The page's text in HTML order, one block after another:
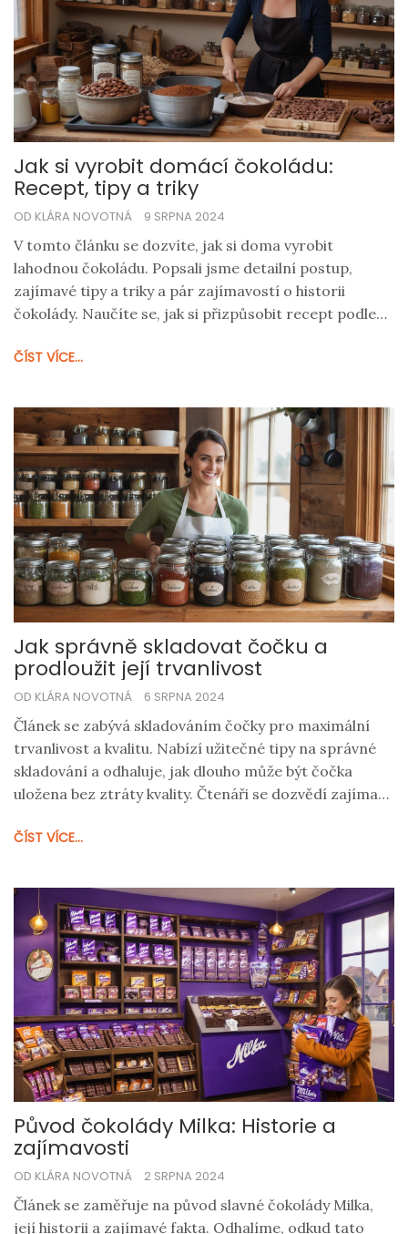
Jak si vyrobit domácí čokoládu:
Recept, tipy a triky
OD KLÁRA NOVOTNÁ 9 SRPNA 2024
V tomto článku se dozvíte, jak si doma vyrobit
lahodnou čokoládu. Popsali jsme detailní postup,
zajímavé tipy a triky a pár zajímavostí o historii
čokolády. Naučíte se, jak si přizpůsobit recept podle
ČÍST VÍCE...
Jak správně skladovat čočku a
prodloužit její trvanlivost
OD KLÁRA NOVOTNÁ 6 SRPNA 2024
Článek se zabývá skladováním čočky pro maximální
trvanlivost a kvalitu. Nabízí užitečné tipy na správné
skladování a odhaluje, jak dlouho může být čočka
uložena bez ztráty kvality. Čtenáři se dozvědí zajímavé
ČÍST VÍCE...
Původ čokolády Milka: Historie a
zajímavosti
OD KLÁRA NOVOTNÁ 2 SRPNA 2024
Článek se zaměřuje na původ slavné čokolády Milka,
její historii a zajímavé fakta. Odhalíme, odkud tato